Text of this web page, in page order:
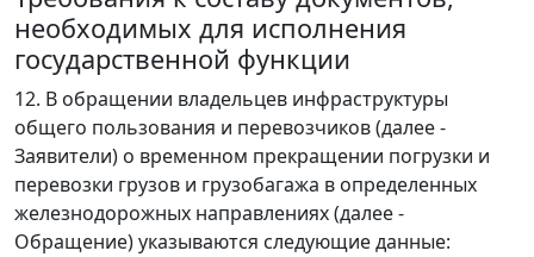
необходимых для исполнения
государственной функции
12. В обращении владельцев инфраструктуры
общего пользования и перевозчиков (далее -
Заявители) о временном прекращении погрузки и
перевозки грузов и грузобагажа в определенных
железнодорожных направлениях (далее -
Обращение) указываются следующие данные: